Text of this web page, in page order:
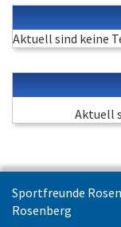
Aktuell sind keine
Aktuell
Sportfreunde
Rosenberg